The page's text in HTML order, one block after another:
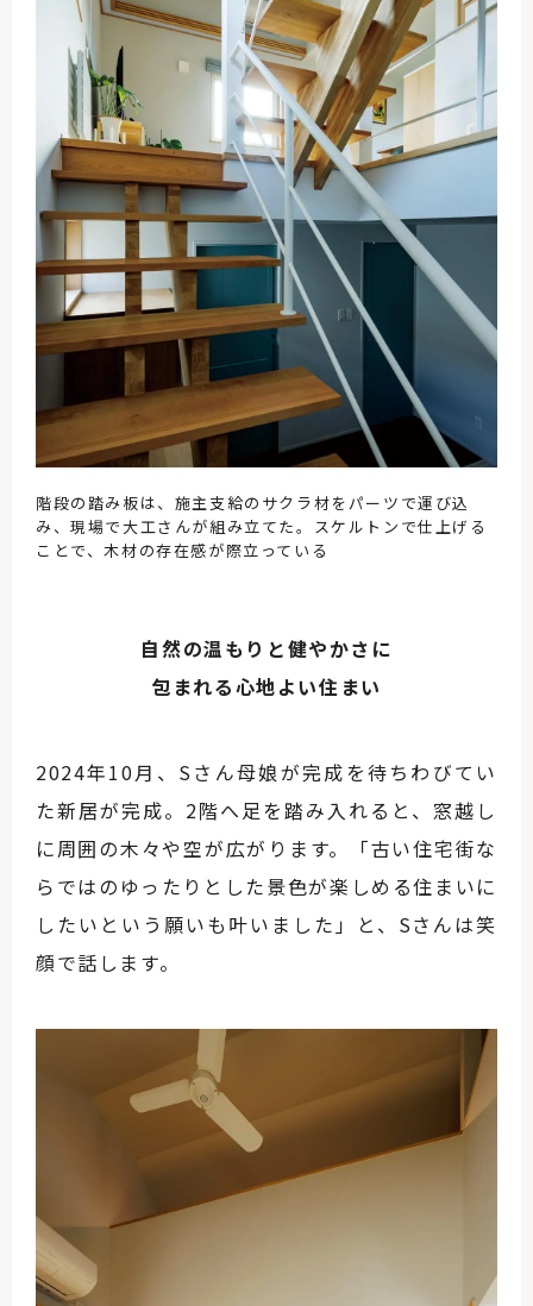
階段の踏み板は、施主支給のサクラ材をパーツで運び込
み、現場で大工さんが組み立てた。スケルトンで仕上げる
ことで、木材の存在感が際立っている
自然の温もりと健やかさに
包まれる心地よい住まい
2024年10月、Sさん母娘が完成を待ちわびてい
た新居が完成。2階へ足を踏み入れると、窓越し
に周囲の木々や空が広がります。「古い住宅街な
らではのゆったりとした景色が楽しめる住まいに
したいという願いも叶いました」と、Sさんは笑
顔で話します。